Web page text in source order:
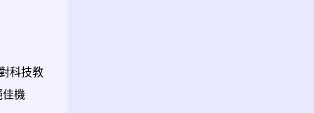
科技教
機